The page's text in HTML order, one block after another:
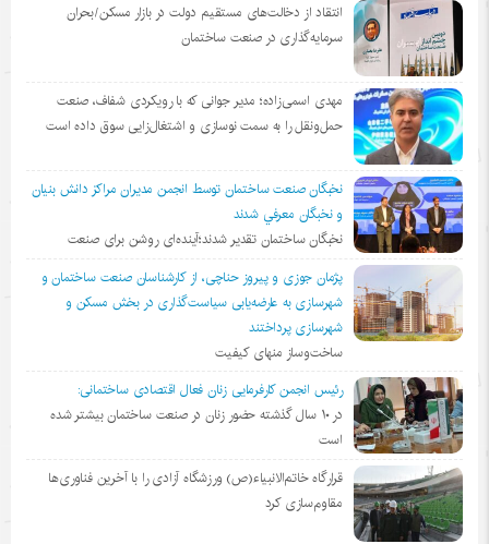
انتقاد از دخالت‌های مستقیم دولت در بازار مسکن/بحران
سرمایه‌گذاری در صنعت ساختمان
مهدی اسمی‌زاده؛ مدیر جوانی که با رویکردی شفاف، صنعت
حمل‌ونقل را به سمت نوسازی و اشتغال‌زایی سوق داده است
نخبگان صنعت ساختمان توسط انجمن مديران مراكز دانش بنيان
و نخبگان معرفي شدند
نخبگان ساختمان تقدیر شدند؛آینده‌ای روشن برای صنعت
پژمان جوزی و پیروز حناچی، از کارشناسان صنعت ساختمان و
شهرسازی به عارضه‌یابی سیاست‌گذاری در بخش مسکن و
شهرسازی پرداختند
ساخت‌وساز منهای کیفیت
رئیس انجمن کارفرمایی زنان فعال اقتصادی ساختمانی:
در ١٠ سال گذشته حضور زنان در صنعت ساختمان بیشتر شده
است
قرارگاه خاتم‌الانبیاء(ص) ورزشگاه آزادی را با آخرین فناوری‌ها
مقاوم‌سازی کرد